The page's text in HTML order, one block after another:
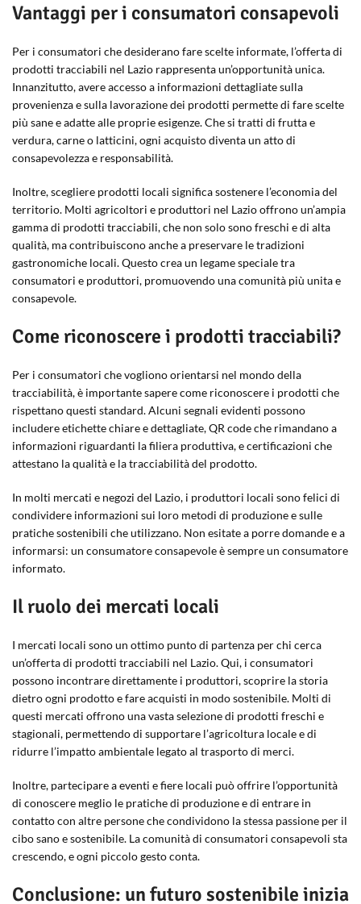
Vantaggi per i consumatori consapevoli
Per i consumatori che desiderano fare scelte informate, l’offerta di
prodotti tracciabili nel Lazio rappresenta un’opportunità unica.
Innanzitutto, avere accesso a informazioni dettagliate sulla
provenienza e sulla lavorazione dei prodotti permette di fare scelte
più sane e adatte alle proprie esigenze. Che si tratti di frutta e
verdura, carne o latticini, ogni acquisto diventa un atto di
consapevolezza e responsabilità.
Inoltre, scegliere prodotti locali significa sostenere l’economia del
territorio. Molti agricoltori e produttori nel Lazio offrono un’ampia
gamma di prodotti tracciabili, che non solo sono freschi e di alta
qualità, ma contribuiscono anche a preservare le tradizioni
gastronomiche locali. Questo crea un legame speciale tra
consumatori e produttori, promuovendo una comunità più unita e
consapevole.
Come riconoscere i prodotti tracciabili?
Per i consumatori che vogliono orientarsi nel mondo della
tracciabilità, è importante sapere come riconoscere i prodotti che
rispettano questi standard. Alcuni segnali evidenti possono
includere etichette chiare e dettagliate, QR code che rimandano a
informazioni riguardanti la filiera produttiva, e certificazioni che
attestano la qualità e la tracciabilità del prodotto.
In molti mercati e negozi del Lazio, i produttori locali sono felici di
condividere informazioni sui loro metodi di produzione e sulle
pratiche sostenibili che utilizzano. Non esitate a porre domande e a
informarsi: un consumatore consapevole è sempre un consumatore
informato.
Il ruolo dei mercati locali
I mercati locali sono un ottimo punto di partenza per chi cerca
un’offerta di prodotti tracciabili nel Lazio. Qui, i consumatori
possono incontrare direttamente i produttori, scoprire la storia
dietro ogni prodotto e fare acquisti in modo sostenibile. Molti di
questi mercati offrono una vasta selezione di prodotti freschi e
stagionali, permettendo di supportare l’agricoltura locale e di
ridurre l’impatto ambientale legato al trasporto di merci.
Inoltre, partecipare a eventi e fiere locali può offrire l’opportunità
di conoscere meglio le pratiche di produzione e di entrare in
contatto con altre persone che condividono la stessa passione per il
cibo sano e sostenibile. La comunità di consumatori consapevoli sta
crescendo, e ogni piccolo gesto conta.
Conclusione: un futuro sostenibile inizia